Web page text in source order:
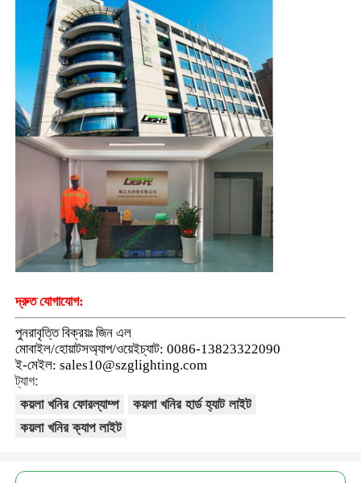
দ্রুত যোগাযোগ:
পুনরাবৃত্তি বিক্রয়ঃ জিন এল
মোবাইল/হোয়াটসঅ্যাপ/ওয়েইচ্যাট: 0086-13823322090
ই-মেইল: sales10@szglighting.com
ট্যাগ:
কয়লা খনির ফোরল্যাম্প
কয়লা খনির হার্ড হ্যাট লাইট
কয়লা খনির ক্যাপ লাইট